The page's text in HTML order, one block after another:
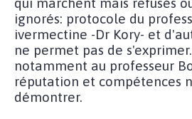
ignorés: protocole du
ivermectine -Dr Kory- et
ne permet pas de
notamment au professeur
réputation et compétences
démontrer.